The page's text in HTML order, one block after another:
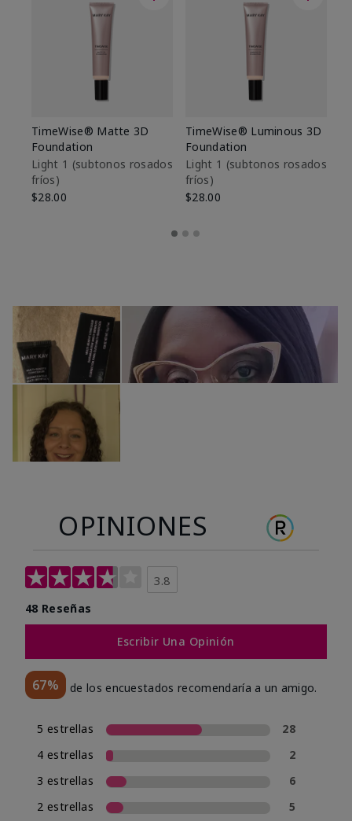
TimeWise® Matte 3D
Foundation
Light 1​ (subtonos rosados
fríos)
$28.00
TimeWise® Luminous 3D
Foundation
Light 1​ (subtonos rosados
fríos)
$28.00
OPINIONES
3.8
48 Reseñas
Escribir Una Opinión
67% de los encuestados recomendaría a un amigo.
5 estrellas
28
4 estrellas
2
3 estrellas
6
2 estrellas
5